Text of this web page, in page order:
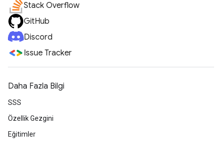
Stack Overflow
GitHub
Discord
Issue Tracker
Daha Fazla Bilgi
SSS
Özellik Gezgini
Eğitimler